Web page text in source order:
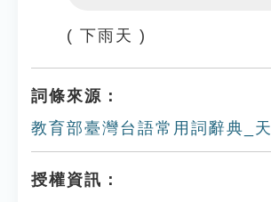
( 下雨天 )
詞條來源：
教育部臺灣台語常用詞辭典_天
授權資訊：